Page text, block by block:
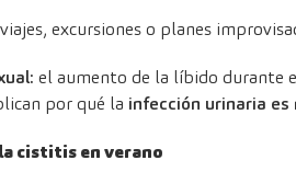
viajes, excursiones o planes
el aumento de la líbido durante
por qué la infección urinaria es
cistitis en verano